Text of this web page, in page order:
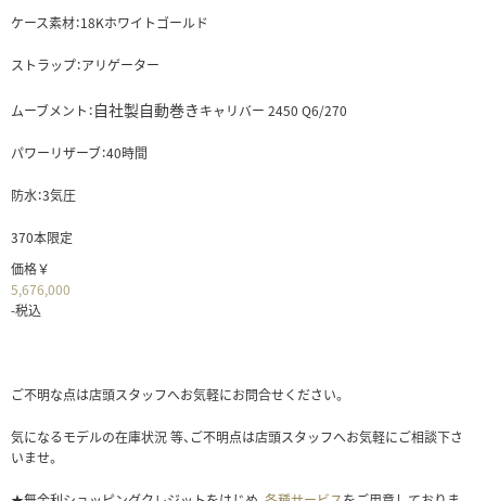
ケース素材：18Kホワイトゴールド
ストラップ：アリゲーター
ムーブメント：自社製自動巻きキャリバー 2450 Q6/270
パワーリザーブ：40時間
防水：3気圧
370本限定
価格￥
5,676,000
-税込
ご不明な点は店頭スタッフへお気軽にお問合せください。
気になるモデルの在庫状況 等、ご不明点は店頭スタッフへお気軽にご相談下さ
いませ。